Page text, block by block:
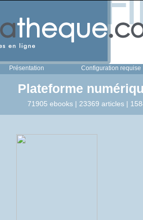
Présentation Configuration requise
Plateforme
71905 ebooks | 23369 articles |